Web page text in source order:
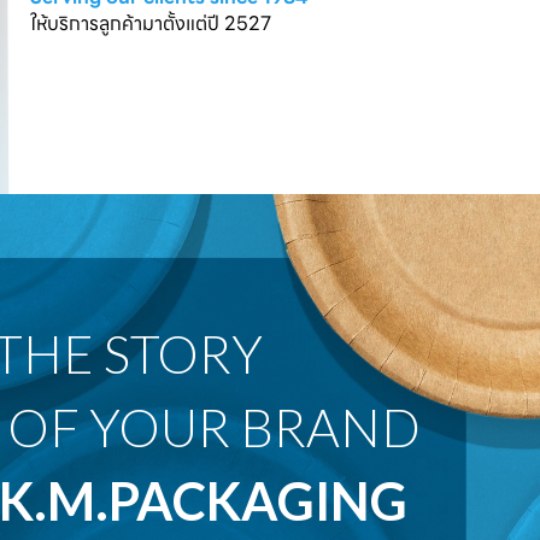
ให้บริการลูกค้ามาตั้งแต่ปี 2527
OF YOUR BRAND